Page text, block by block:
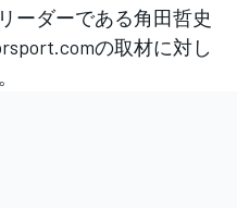
ーダーである角田哲史
の取材に対し